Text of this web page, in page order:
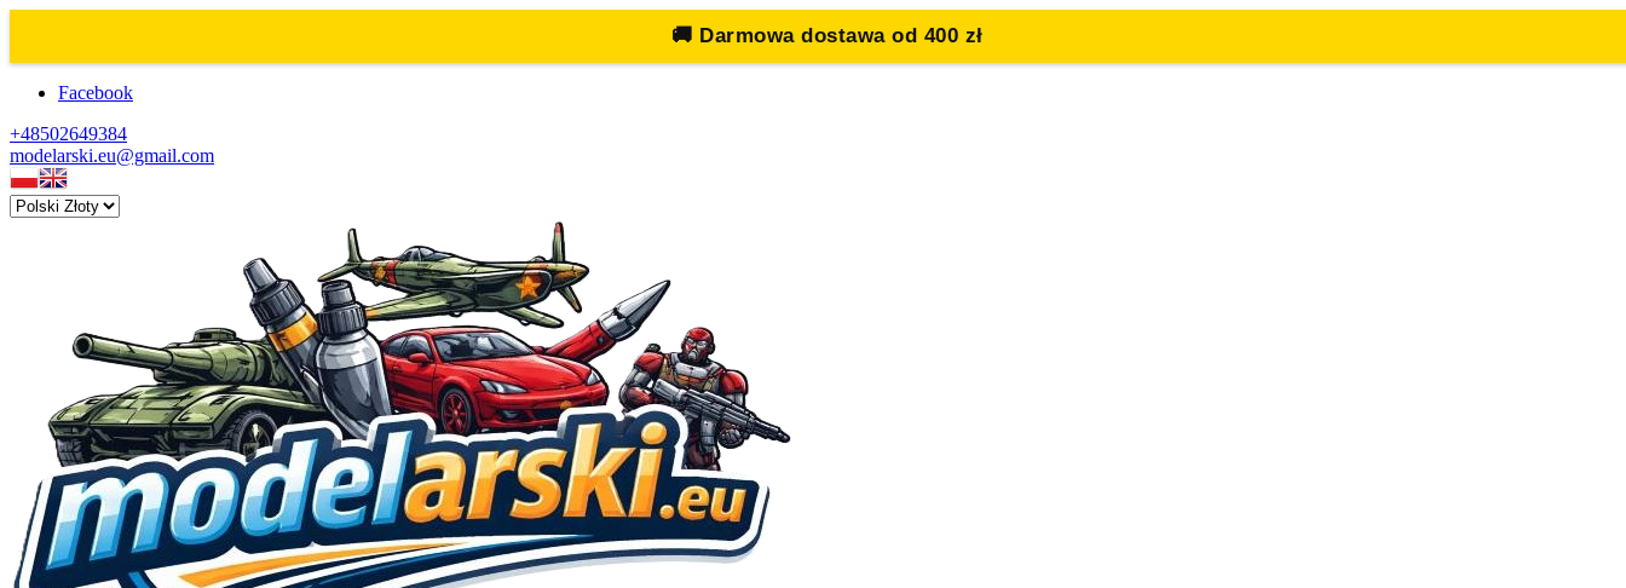
🚚 Darmowa dostawa od 400 zł
Facebook
+48502649384
modelarski.eu@gmail.com